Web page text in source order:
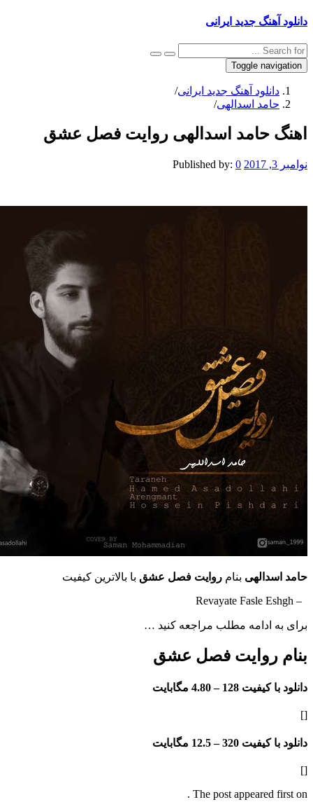
جدید ایرانی
Toggle
آهنگ جدید ایرانی/
اسدالهی/
حامد اسدالهی روایت فصل عشق
Published by:
بنام روایت فصل عشقبا بالاترین کیفیت
ادامه مطلب مراجعه کنید …
روایت فصل عشق
128 – 4.80 مگابایت
320 – 12.5 مگابایت
The post